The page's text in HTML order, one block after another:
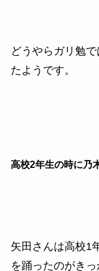
どうやらガリ勉
たようです。
高校2年生の時に乃
矢田さんは高校1
を踊ったのがき